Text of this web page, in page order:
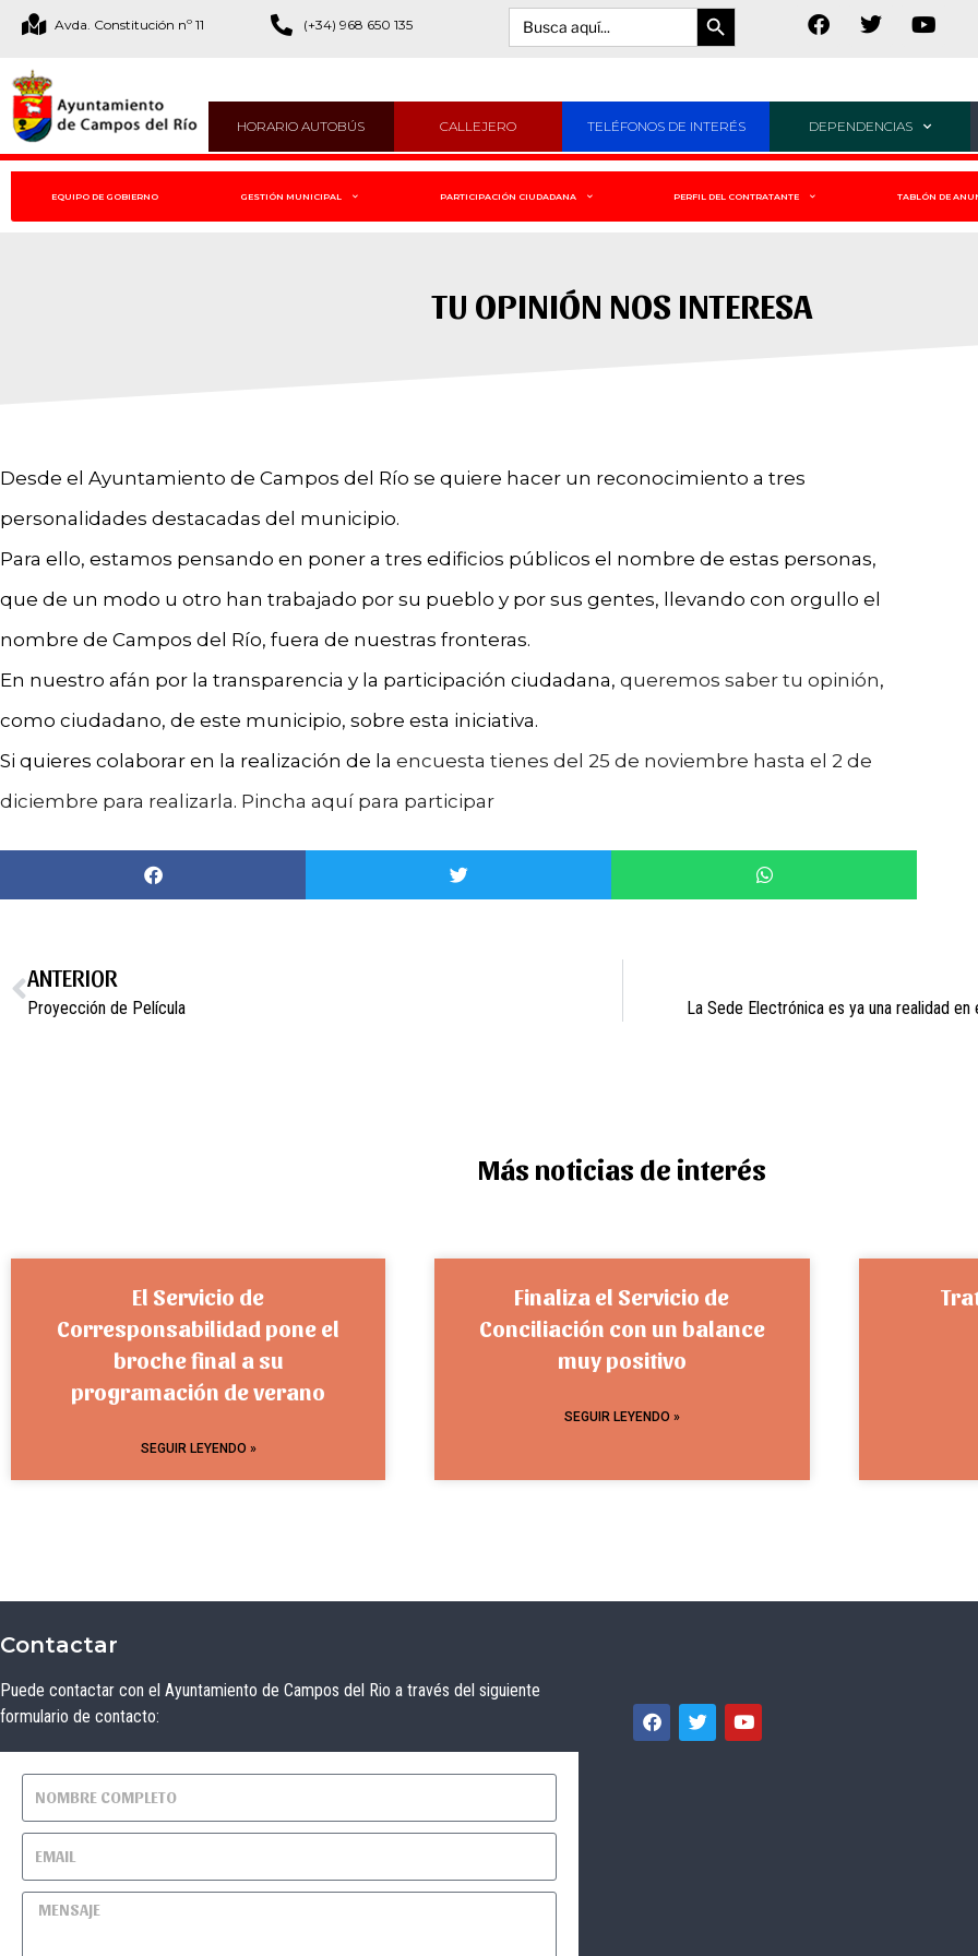
Avda. Constitución nº 11 (+34) 968 650 135 Buscar:
Botón de búsqueda
HORARIO AUTOBÚS CALLEJERO TELÉFONOS DE INTERÉS DEPENDENCIAS
EQUIPO DE GOBIERNO GESTIÓN MUNICIPAL PARTICIPACIÓN CIUDADANA PERFIL DEL CONTRATANTE TABLÓN DE
TU OPINIÓN NOS INTERESA
Desde el Ayuntamiento de Campos del Río se quiere hacer un reconocimiento a tres
personalidades destacadas del municipio.
Para ello, estamos pensando en poner a tres edificios públicos el nombre de estas personas,
que de un modo u otro han trabajado por su pueblo y por sus gentes, llevando con orgullo el
nombre de Campos del Río, fuera de nuestras fronteras.
En nuestro afán por la transparencia y la participación ciudadana, queremos saber tu opinión,
como ciudadano, de este municipio, sobre esta iniciativa.
Si quieres colaborar en la realización de la encuesta tienes del 25 de noviembre hasta el 2 de
diciembre para realizarla. Pincha aquí para participar
ANTERIOR
Proyección de Película La Sede Electrónica es ya una realidad
Más noticias de interés
El Servicio de
Corresponsabilidad pone el
broche final a su
programación de verano
SEGUIR LEYENDO »
Finaliza el Servicio de
Conciliación con un balance
muy positivo
SEGUIR LEYENDO »
Contactar
Puede contactar con el Ayuntamiento de Campos del Rio a través del siguiente
formulario de contacto: